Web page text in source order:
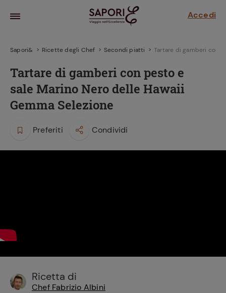
Accedi
Sapori& Ricette degli Chef Secondi piatti Tartare di gamberi con
Tartare di gamberi con pesto e
sale Marino Nero delle Hawaii
Gemma Selezione
Preferiti Condividi
Ricetta di
Chef Fabrizio Albini